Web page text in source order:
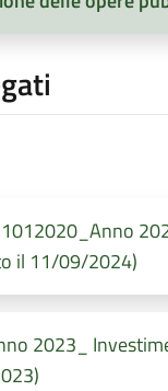
il 11/09/2024)
2023_